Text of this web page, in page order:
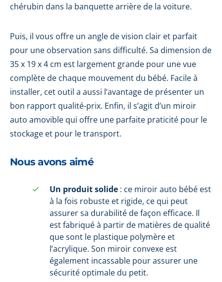
chérubin dans la banquette arrière de la voiture.
Puis, il vous offre un angle de vision clair et parfait
pour une observation sans difficulté. Sa dimension de
35 x 19 x 4 cm est largement grande pour une vue
complète de chaque mouvement du bébé. Facile à
installer, cet outil a aussi l’avantage de présenter un
bon rapport qualité-prix. Enfin, il s’agit d’un miroir
auto amovible qui offre une parfaite praticité pour le
stockage et pour le transport.
Nous avons aimé
Un produit solide : ce miroir auto bébé est
à la fois robuste et rigide, ce qui peut
assurer sa durabilité de façon efficace. Il
est fabriqué à partir de matières de qualité
que sont le plastique polymère et
l’acrylique. Son miroir convexe est
également incassable pour assurer une
sécurité optimale du petit.